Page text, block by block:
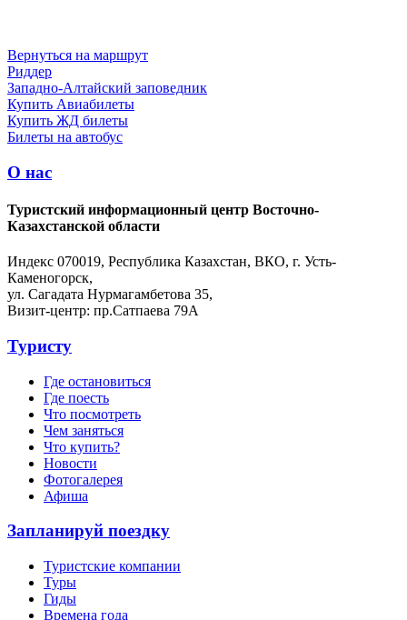
Вернуться на маршрут
Риддер
Западно-Алтайский заповедник
Купить Авиабилеты
Купить ЖД билеты
Билеты на автобус
О нас
Туристский информационный центр Восточно-
Казахстанской области
Индекс 070019, Республика Казахстан, ВКО, г. Усть-
Каменогорск,
ул. Сагадата Нурмагамбетова 35,
Визит-центр: пр.Сатпаева 79А
Туристу
Где остановиться
Где поесть
Что посмотреть
Чем заняться
Что купить?
Новости
Фотогалерея
Афиша
Запланируй поездку
Туристские компании
Туры
Гиды
Времена года